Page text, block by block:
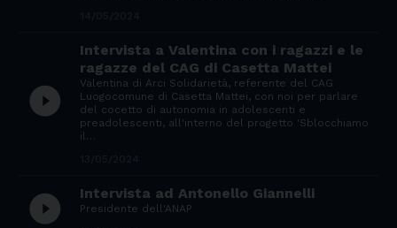
play_circle_filled
Intervista a Valentina con i ragazzi e le
ragazze del CAG di Casetta Mattei
Valentina di Arci Solidarietà, referente del CAG
Luogocomune di Casetta Mattei, con noi per parlare
del cocetto di autonomia in adolescenti e
preadolescenti, all'interno del progetto 'Sblocchiamo
il…
play_circle_filled Intervista ad Antonello Giannelli
Presidente dell'ANAP